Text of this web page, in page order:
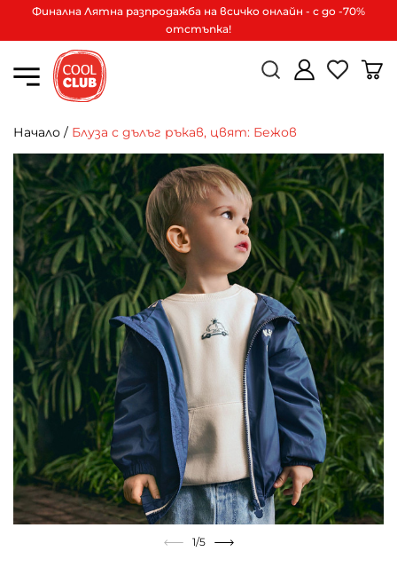
Финална Лятна разпродажба на всичко онлайн - с до -70%
отстъпка!
Начало / Блуза с дълъг ръкав, цвят: Бежов
1/5